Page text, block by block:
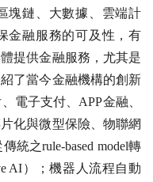
塊鏈、大數據、雲端計
金融服務的可及性，有
提供金融服務，尤其是
了當今金融機構的創新
電子支付、APP金融、
化與微型保險、物聯網
統之rule-based model轉
AI）；機器人流程自動